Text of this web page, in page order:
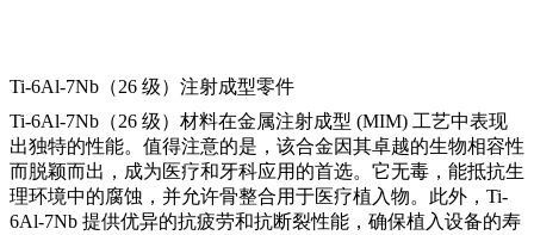
Ti-6Al-7Nb（26 级）注射成型零件
Ti-6Al-7Nb（26 级）材料在金属注射成型 (MIM) 工艺中表现
出独特的性能。值得注意的是，该合金因其卓越的生物相容性
而脱颖而出，成为医疗和牙科应用的首选。它无毒，能抵抗生
理环境中的腐蚀，并允许骨整合用于医疗植入物。此外，Ti-
6Al-7Nb 提供优异的抗疲劳和抗断裂性能，确保植入设备的寿